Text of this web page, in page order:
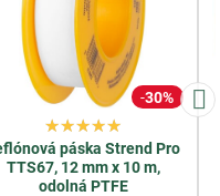
30%
páska Strend Pro
TTS67, 12 mm x 10 m,
odolná PTFE